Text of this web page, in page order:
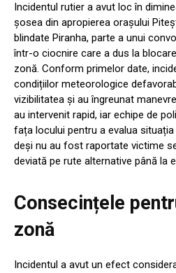
Incidentul rutier a avut loc în
șosea din apropierea orașului
blindate Piranha, parte a unui
într-o ciocnire care a dus la
zonă. Conform primelor date,
condițiilor meteorologice
vizibilitatea și au îngreunat
au intervenit rapid, iar echipe de
fața locului pentru a evalua
deși nu au fost raportate victime
deviată pe rute alternative până la
Consecințele
zonă
Incidentul a avut un efect